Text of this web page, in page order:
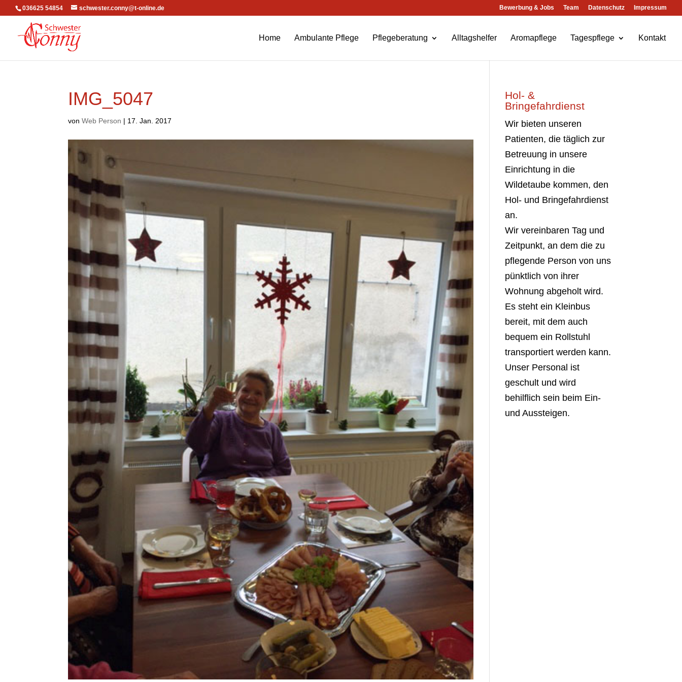
036625 54854 schwester.conny@t-online.de Bewerbung & Jobs Team Datenschutz Impressum
Home Ambulante Pflege Pflegeberatung Alltagshelfer Aromapflege Tagespflege Kontakt
IMG_5047
vonWeb Person | 17. Jan. 2017
Hol- &
Bringefahrdienst
Wir bieten unseren
Patienten, die täglich zur
Betreuung in unsere
Einrichtung in die
Wildetaube kommen, den
Hol- und Bringefahrdienst
an.
Wir vereinbaren Tag und
Zeitpunkt, an dem die zu
pflegende Person von uns
pünktlich von ihrer
Wohnung abgeholt wird.
Es steht ein Kleinbus
bereit, mit dem auch
bequem ein Rollstuhl
transportiert werden kann.
Unser Personal ist
geschult und wird
behilflich sein beim Ein-
und Aussteigen.